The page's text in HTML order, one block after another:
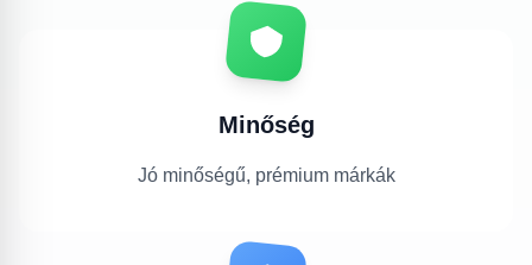
Minőség
Jó minőségű, prémium márkák